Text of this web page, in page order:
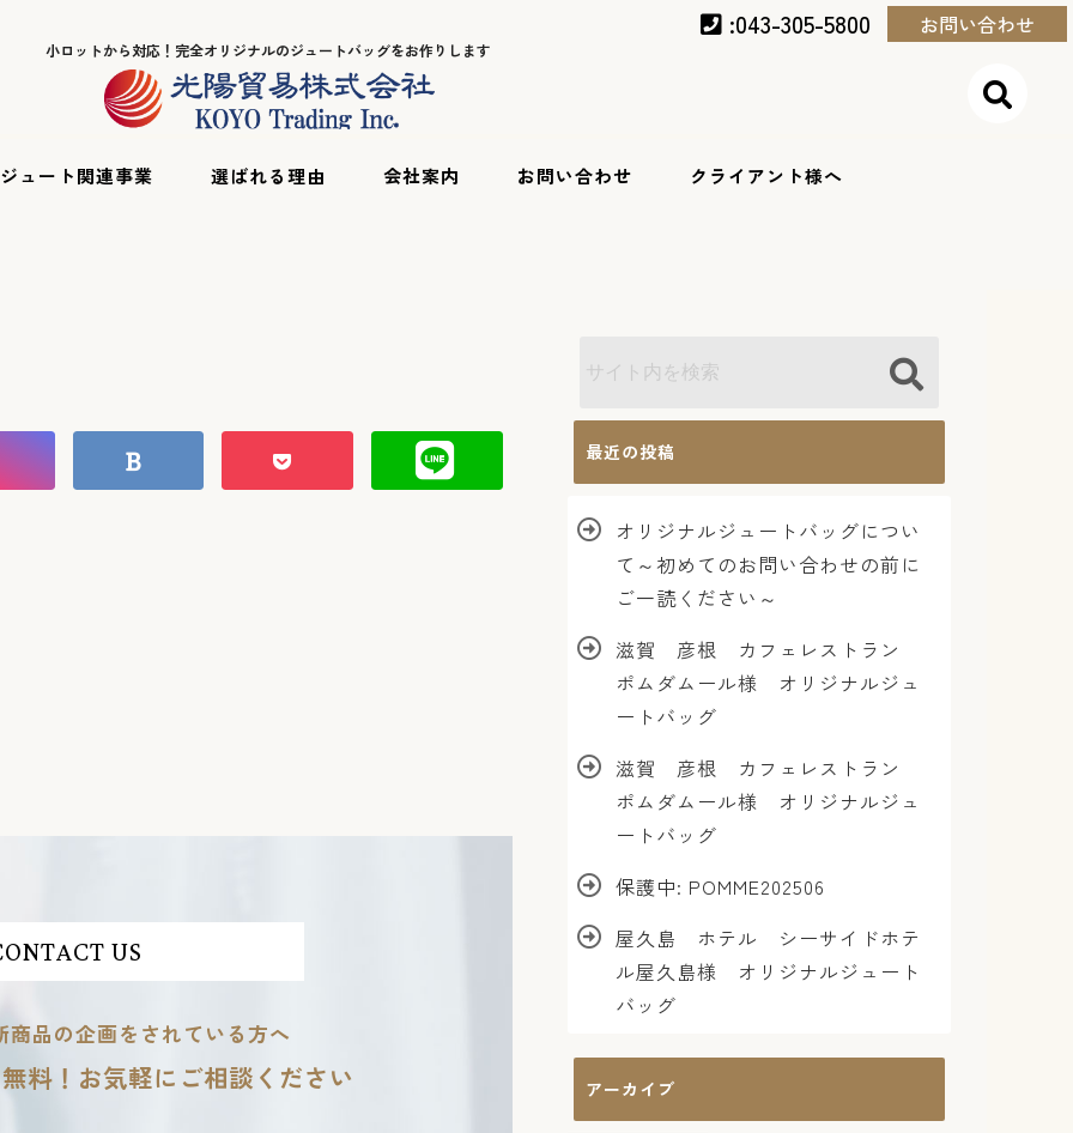
お問い合わせ
:043-305-5800
小ロットから対応！完全オリジナルのジュートバッグをお作りします
ジュート関連事業 選ばれる理由 会社案内 お問い合わせ クライアント様へ
US
商品の企画をされている方へ
料！ お気軽にご相談ください
最近の投稿
オリジナルジュートバッグについ
て～初めてのお問い合わせの前に
ご一読ください～
滋賀 彦根 カフェレストラン
ポムダムール様 オリジナルジュ
ートバッグ
滋賀 彦根 カフェレストラン
ポムダムール様 オリジナルジュ
ートバッグ
保護中: POMME202506
屋久島 ホテル シーサイドホテ
ル屋久島様 オリジナルジュート
バッグ
アーカイブ